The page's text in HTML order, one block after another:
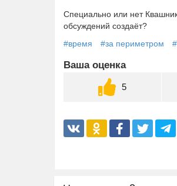
Специально или нет
обсуждений создаёт?
#время
#за периметром
Ваша оценка
5